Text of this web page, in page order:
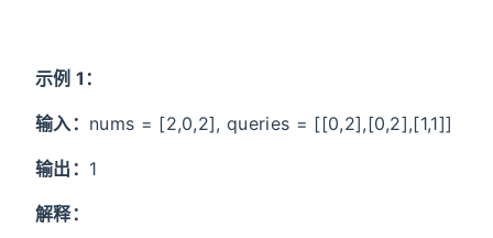
示例 1：
输入： nums = [2,0,2], queries = [[0,2],[0,2],[1,1]]
输出： 1
解释：